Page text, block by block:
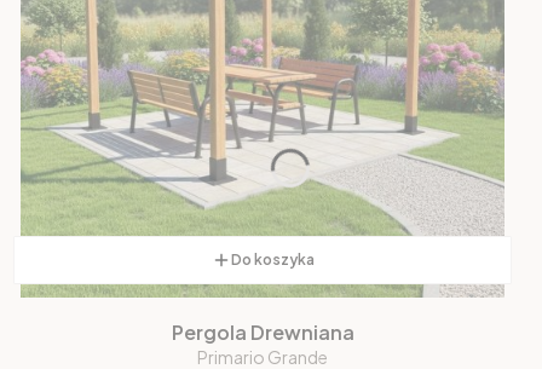
Do koszyka
Pergola Drewniana
Primario Grande